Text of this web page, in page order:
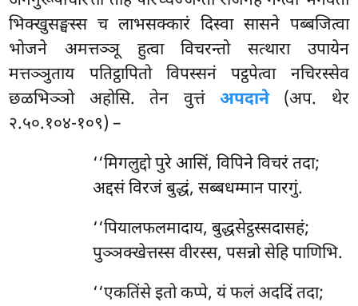
भिक्खुसङ्घस्स च लाभसक्कारं दिस्वा सासने पब्बजित्वा
भोजने अमत्तञ्ञू हुत्वा विचरन्तो सत्थारा उपायेन
मत्तञ्ञुताय पतिट्ठापितो विपस्सनं पट्ठपेत्वा नचिरस्सेव
छळभिञ्ञो अहोसि. तेन वुत्तं अपदाने(अप. थेर
२.५०.१०४-१०९) –
‘‘मिगलुद्दो पुरे आसिं, विपिने विचरं तदा;
अद्दसं विरजं बुद्धं, सब्बधम्मान पारगुं.
‘‘पियालफलमादाय, बुद्धसेट्ठस्सदासहं;
पुञ्ञक्खेत्तस्स वीरस्स, पसन्नो सेहि पाणिभि.
‘‘एकतिंसेइतो कप्पे, यं फलं अददिं तदा;